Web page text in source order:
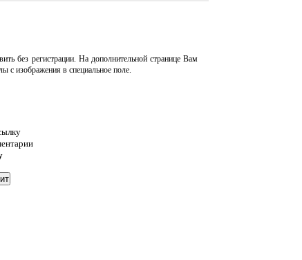
без регистрации. На дополнительной странице Вам
с изображения в специальное поле.